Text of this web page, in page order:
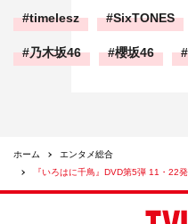
timelesz SixTONES
乃木坂46 櫻坂46
ホーム
エンタメ総合
『いろはに千鳥』DVD第5弾 11・22